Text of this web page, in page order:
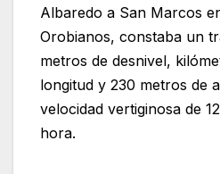
Albaredo a San Marcos
Orobianos, constaba un
metros de desnivel,
longitud y 230 metros de
velocidad vertiginosa de
hora.